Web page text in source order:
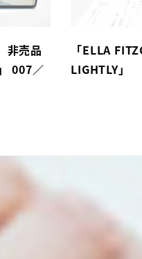
非売品
007／
「ELLA
LIGHTLY」